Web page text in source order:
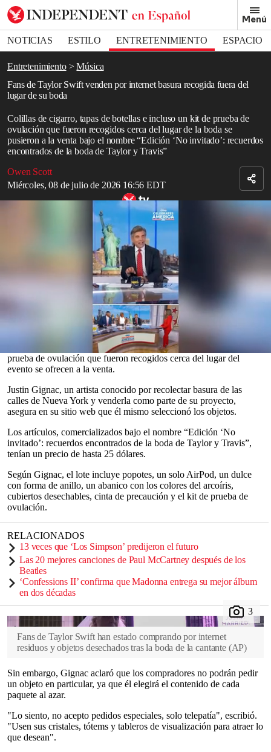
Menú
NOTICIAS ESTILO ENTRETENIMIENTO
ESPACIO
DEPORTES
Entretenimiento
Música
Fans de Taylor Swift venden por internet basura recogida fuera del
lugar de su boda
Colillas de cigarro, tapas de botellas e incluso un kit de prueba de
ovulación que fueron recogidos cerca del lugar de la boda se
pusieron a la venta bajo el nombre “Edición ‘No invitado’: recuerdos
encontrados de la boda de Taylor y Travis”
Owen Scott
Miércoles, 08 de julio de 2026 16:56 EDT
Bookmark popover
Removed from bookmarks
Close popover
seconds
seconds
Presentadores de ‘Good Morning America’ revelan cómo fue la boda
de Taylor Swift y Travis Kelce
Taylor Swiftestán comprando la basura que quedó en
los alrededores de la
lujosa bodaque laestrella del pop
celebró la
Swift se casó con el jugador de fútbol americano
Travis Kelce
una ceremonia realizada el 3 de julio en el Madison Square
Garden. Para la ocasión, el Empire State Building se iluminó de
azul. Ahora, colillas de cigarro, tapas de botellas e incluso un kit de
prueba de ovulación que fueron recogidos cerca del lugar del
evento se ofrecen a la venta.
Justin Gignac, un artista conocido por recolectar basura de las
calles de Nueva York y venderla como parte de su proyecto,
asegura en su sitio web que él mismo seleccionó los objetos.
Los artículos, comercializados bajo el nombre “Edición ‘No
invitado’: recuerdos encontrados de la boda de Taylor y Travis”,
tenían un precio de hasta 25 dólares.
Según Gignac, el lote incluye popotes, un solo AirPod, un dulce
con forma de anillo, un abanico con los colores del arcoíris,
cubiertos desechables, cinta de precaución y el kit de prueba de
ovulación.
RELACIONADOS
13 veces que ‘Los Simpson’ predijeron el futuro
Las 20 mejores canciones de Paul McCartney después de los
Beatles
‘Confessions II’ confirma que Madonna entrega su mejor álbum
en dos décadas
Fans de Taylor Swift han estado comprando por internet
residuos y objetos desechados tras la boda de la cantante (AP)
Sin embargo, Gignac aclaró que los compradores no podrán pedir
un objeto en particular, ya que él elegirá el contenido de cada
paquete al azar.
"Lo siento, no acepto pedidos especiales, solo telepatía", escribió.
"Usen sus cristales, tótems y tableros de visualización para atraer lo
que desean".